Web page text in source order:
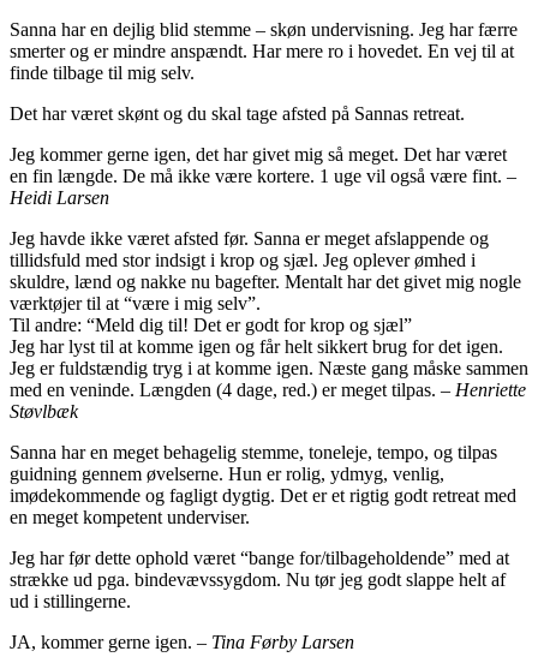
Sanna har en dejlig blid stemme – skøn undervisning. Jeg har færre
smerter og er mindre anspændt. Har mere ro i hovedet. En vej til at
finde tilbage til mig selv.
Det har været skønt og du skal tage afsted på Sannas retreat.
Jeg kommer gerne igen, det har givet mig så meget. Det har været
en fin længde. De må ikke være kortere. 1 uge vil også være fint. –
Heidi Larsen
Jeg havde ikke været afsted før. Sanna er meget afslappende og
tillidsfuld med stor indsigt i krop og sjæl. Jeg oplever ømhed i
skuldre, lænd og nakke nu bagefter. Mentalt har det givet mig nogle
værktøjer til at “være i mig selv”.
Til andre: “Meld dig til! Det er godt for krop og sjæl”
Jeg har lyst til at komme igen og får helt sikkert brug for det igen.
Jeg er fuldstændig tryg i at komme igen. Næste gang måske sammen
med en veninde. Længden (4 dage, red.) er meget tilpas. – Henriette
Støvlbæk
Sanna har en meget behagelig stemme, toneleje, tempo, og tilpas
guidning gennem øvelserne. Hun er rolig, ydmyg, venlig,
imødekommende og fagligt dygtig. Det er et rigtig godt retreat med
en meget kompetent underviser.
Jeg har før dette ophold været “bange for/tilbageholdende” med at
strække ud pga. bindevævssygdom. Nu tør jeg godt slappe helt af
ud i stillingerne.
JA, kommer gerne igen. – Tina Førby Larsen